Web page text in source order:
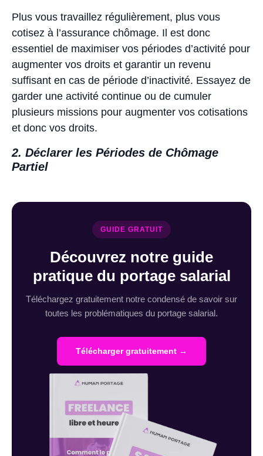
Plus vous travaillez régulièrement, plus vous
cotisez à l’assurance chômage. Il est donc
essentiel de maximiser vos périodes d’activité pour
augmenter vos droits et garantir un revenu
suffisant en cas de période d’inactivité. Essayez de
garder une activité continue ou de cumuler
plusieurs missions pour augmenter vos cotisations
et donc vos droits.
2. Déclarer les Périodes de Chômage
Partiel
GUIDE GRATUIT
Découvrez notre guide
pratique du portage salarial
Téléchargez gratuitement notre condensé de savoir sur
toutes les problématiques du portage salarial.
Télécharger gratuitement →